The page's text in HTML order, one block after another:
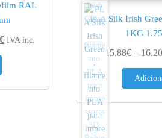
RAL
€Price range: 13.73€ through 14.15€
IVA inc.
PLA Silk Irish
1KG
15.88€ – 16.20